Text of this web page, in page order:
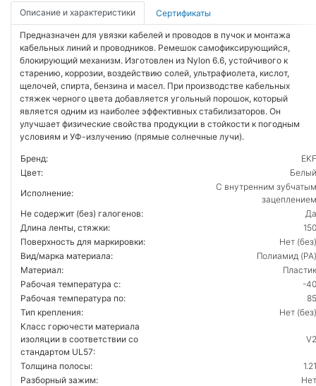
Описание и характеристики Сертификаты
Предназначен для увязки кабелей и проводов в пучок и монтажа
кабельных линий и проводников. Ремешок самофиксирующийся,
блокирующий механизм. Изготовлен из Nylon 6.6, устойчивого к
старению, коррозии, воздействию солей, ультрафиолета, кислот,
щелочей, спирта, бензина и масел. При производстве кабельных
стяжек черного цвета добавляется угольный порошок, который
является одним из наиболее эффективных стабилизаторов. Он
улучшает физические свойства продукции в стойкости к погодным
условиям и УФ-излучению (прямые солнечные лучи).
Бренд:
EKF
Цвет:
Белый
Исполнение:
С внутренним зубчатым
зацеплением
Не содержит (без) галогенов:
Да
Длина ленты, стяжки:
150
Поверхность для маркировки:
Нет (без)
Вид/марка материала:
Полиамид (PA)
Материал:
Пластик
Рабочая температура с:
-40
Рабочая температура по:
85
Тип крепления:
Нет (без)
Класс горючести материала
изоляции в соответствии со
стандартом UL57:
V2
Толщина полосы:
1.21
Разборный зажим:
Нет